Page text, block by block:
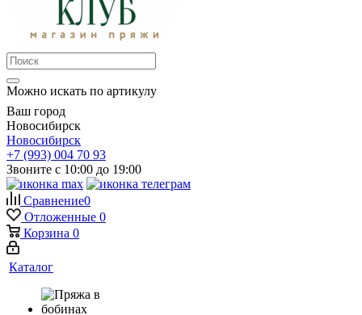
Можно искать по артикулу
Ваш город
Новосибирск
Новосибирск
+7 (993) 004 70 93
Звоните с 10:00 до 19:00
Сравнение0
Отложенные 0
Корзина 0
Каталог